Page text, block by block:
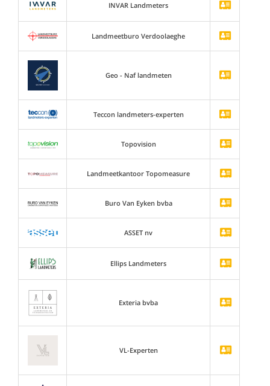
INVAR Landmeters
Landmeetburo Verdoolaeghe
Geo - Naf landmeten
Teccon landmeters-experten
Topovision
Landmeetkantoor Topomeasure
Buro Van Eyken bvba
ASSET nv
Ellips Landmeters
Exteria bvba
VL-Experten